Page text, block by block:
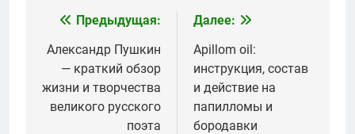
Навигация
по
записям
Предыдущая:
Александр Пушкин
— краткий обзор
жизни и творчества
великого русского
поэта
Далее:
Apillom oil:
инструкция, состав
и действие на
папилломы и
бородавки